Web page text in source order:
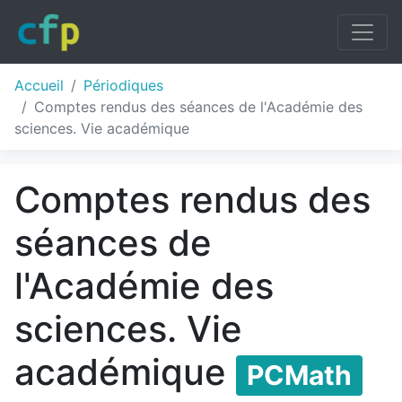
Accueil
Périodiques
Comptes rendus des séances de l'Académie des
sciences. Vie académique
Comptes rendus des
séances de
l'Académie des
sciences. Vie
académique
PCMath